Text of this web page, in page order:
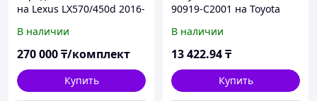
на Lexus LX570/450d 2016-
В наличии
270 000₸/комплект
Купить
90919-C2001 на Toyota
GRS190.GS300.05- купить
в Алматы | ADAL AUTO
В наличии
13 422.94₸
Купить